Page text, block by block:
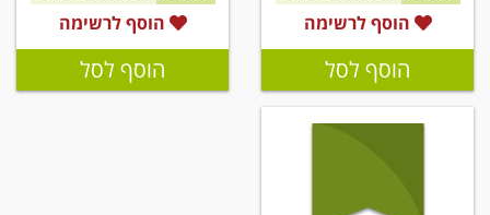
הוסף לרשימה
הוסף לסל
הוסף לרשימה
הוסף לסל